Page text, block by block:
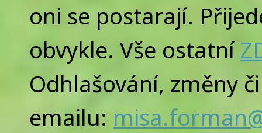
oni se postarají.
obvykle. Vše ostatní
Odhlašování, změny
emailu: